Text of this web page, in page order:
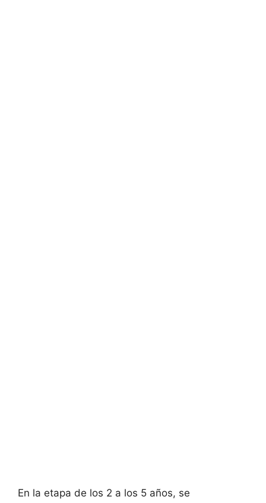
En la etapa de los 2 a los 5 años, se